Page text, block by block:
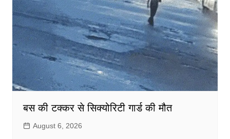
बस की टक्कर से सिक्योरिटी गार्ड की मौत
August 6, 2026